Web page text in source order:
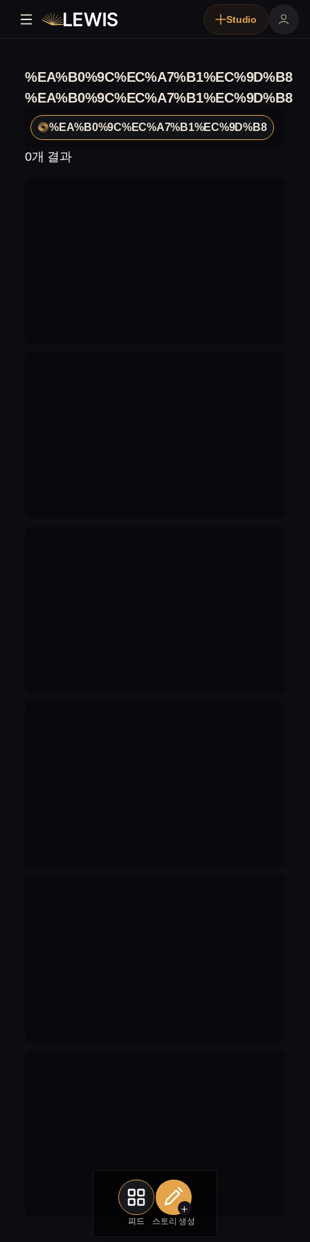
Studio
%EA%B0%9C%EC%A7%B1%EC%9D%B8
%EA%B0%9C%EC%A7%B1%EC%9D%B8
%EA%B0%9C%EC%A7%B1%EC%9D%B8
0개 결과
피드
+
스토리 생성